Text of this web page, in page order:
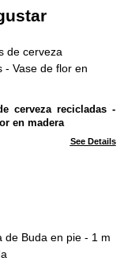
cerveza recicladas -
en madera
See Details